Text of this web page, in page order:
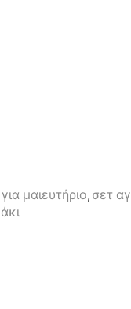
μαιευτήριο, σετ